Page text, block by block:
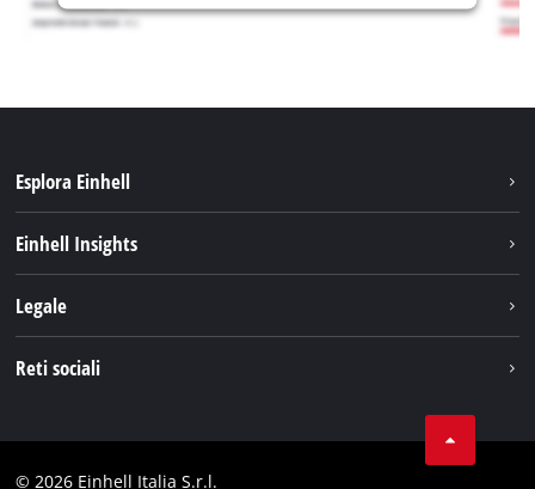
Esplora Einhell
Chi siamo
Einhell Insights
Einhell prodotti
Legale
Comformità
Reti sociali
© 2026 Einhell Italia S.r.l.